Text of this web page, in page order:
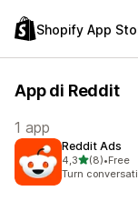
Shopify App
App di Reddit
1 app
Reddit Ads
4,3stelle su 5
(8)
8 recensioni
•Free
Turn